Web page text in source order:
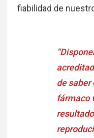
fiabilidad de
de saber
fármaco